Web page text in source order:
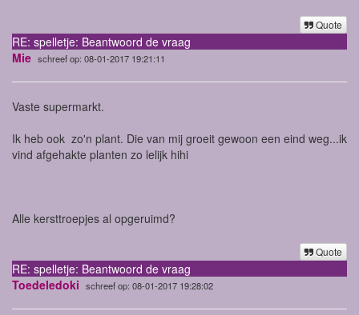
Quote
RE: spelletje: Beantwoord de vraag
Mie schreef op: 08-01-2017 19:21:11
Vaste supermarkt.
Ik heb ook zo'n plant. Die van mij groeit gewoon een eind weg...ik
vind afgehakte planten zo lelijk hihi
Alle kersttroepjes al opgeruimd?
Quote
RE: spelletje: Beantwoord de vraag
Toedeledoki schreef op: 08-01-2017 19:28:02